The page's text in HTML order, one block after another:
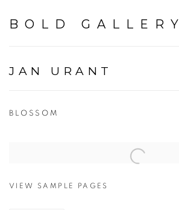
BOLD GALLERY
JAN URANT
BLOSSOM
VIEW SAMPLE PAGES